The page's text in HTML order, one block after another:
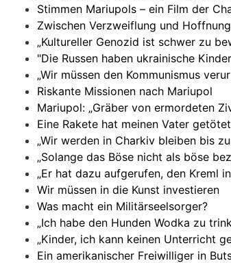
Stimmen Mariupols – ein Film der
Zwischen Verzweiflung und Hoffnung
„Kultureller Genozid ist schwer zu
"Die Russen haben ukrainische
„Wir müssen den Kommunismus
Riskante Missionen nach Mariupol
Mariupol: „Gräber von ermordeten
Eine Rakete hat meinen Vater getötet
„Wir werden in Charkiv bleiben bis
„Solange das Böse nicht als böse
„Er hat dazu aufgerufen, den Kreml
Wir müssen in die Kunst investieren
Was macht ein Militärseelsorger?
„Ich habe den Hunden Wodka zu
„Kinder, ich kann keinen Unterricht
Ein amerikanischer Freiwilliger in